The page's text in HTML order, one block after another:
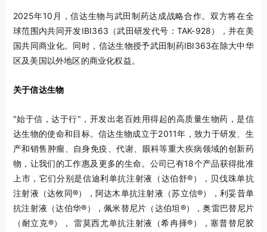
2025年10月，信达生物与武田制药达成战略合作。双方将在全
球范围内共同开发IBI363（武田研发代号：TAK-928），并在美
国共同商业化。同时，信达生物授予武田制药IBI363在除大中华
区及美国以外地区的商业化权益。
关于信达生物
"始于信，达于行"，开发出老百姓用得起的高质量生物药，是信
达生物的使命和目标。信达生物成立于2011年，致力于研发、生
产和销售肿瘤、自身免疫、代谢、眼科等重大疾病领域的创新药
物，让我们的工作惠及更多的生命。公司已有18个产品获得批准
上市，它们分别是信迪利单抗注射液（达伯舒®），贝伐珠单抗
注射液（达攸同®），阿达木单抗注射液（苏立信®），利妥昔单
抗注射液（达伯华®），佩米替尼片（达伯坦®），奥雷巴替尼片
（耐立克®）， 雷莫西尤单抗注射液（希冉择®），塞普替尼胶